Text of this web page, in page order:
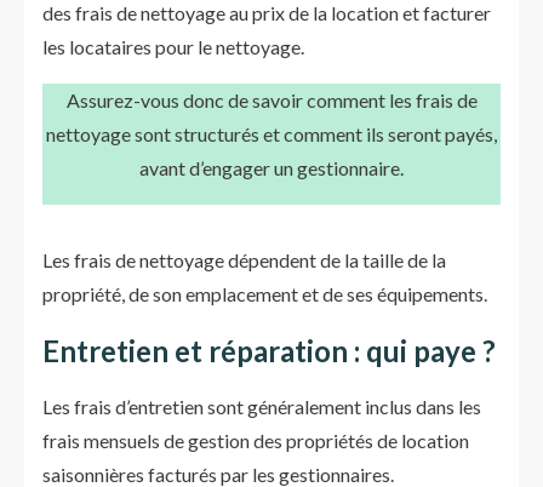
des frais de nettoyage au prix de la location et facturer
les locataires pour le nettoyage.
Assurez-vous donc de savoir comment les frais de
nettoyage sont structurés et comment ils seront payés,
avant d’engager un gestionnaire.
Les frais de nettoyage dépendent de la taille de la
propriété, de son emplacement et de ses équipements.
Entretien et réparation : qui paye ?
Les frais d’entretien sont généralement inclus dans les
frais mensuels de gestion des propriétés de location
saisonnières facturés par les gestionnaires.